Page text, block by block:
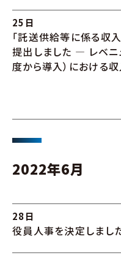
25日
「託送供給等に係る収
提出しました ― レベニ
度から導入）における
2022年6月
28日
役員人事を決定しまし